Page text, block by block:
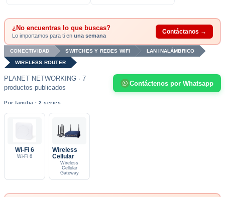
¿No encuentras lo que buscas?
Lo importamos para ti en una semana
Contáctanos →
CONECTIVIDAD SWITCHES Y REDES WIFI LAN INALÁMBRICO
WIRELESS ROUTER
PLANET NETWORKING · 7
productos publicados
Contáctenos por Whatsapp
Por familia · 2 series
Wi-Fi 6
Wi-Fi 6
Wireless
Cellular
Wireless
Cellular
Gateway